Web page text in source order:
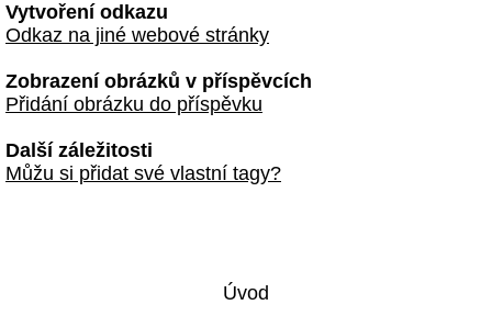
Vytvoření odkazu
Odkaz na jiné webové stránky
Zobrazení obrázků v příspěvcích
Přidání obrázku do příspěvku
Další záležitosti
Můžu si přidat své vlastní tagy?
Úvod